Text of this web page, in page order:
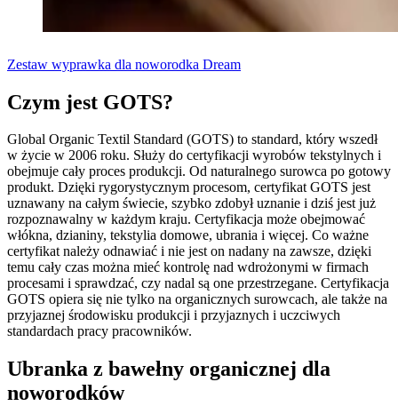
Zestaw wyprawka dla noworodka Dream
Czym jest GOTS?
Global Organic Textil Standard (GOTS) to standard, który wszedł
w życie w 2006 roku. Służy do certyfikacji wyrobów tekstylnych i
obejmuje cały proces produkcji. Od naturalnego surowca po gotowy
produkt. Dzięki rygorystycznym procesom, certyfikat GOTS jest
uznawany na całym świecie, szybko zdobył uznanie i dziś jest już
rozpoznawalny w każdym kraju. Certyfikacja może obejmować
włókna, dzianiny, tekstylia domowe, ubrania i więcej. Co ważne
certyfikat należy odnawiać i nie jest on nadany na zawsze, dzięki
temu cały czas można mieć kontrolę nad wdrożonymi w firmach
procesami i sprawdzać, czy nadal są one przestrzegane. Certyfikacja
GOTS opiera się nie tylko na organicznych surowcach, ale także na
przyjaznej środowisku produkcji i przyjaznych i uczciwych
standardach pracy pracowników.
Ubranka z bawełny organicznej dla
noworodków